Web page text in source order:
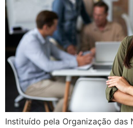
Instituído pela Organização das